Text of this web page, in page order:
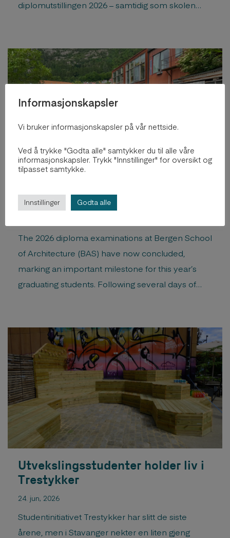
diplomutstillingen 2026 – samtidig som skolen
in Architecture
The 2026 diploma examinations at Bergen School
of Architecture (BAS) have now concluded,
marking an important milestone for this year’s
graduating students. Following several days of
final diploma examinations and are graduating
with a Master of Architecture degree. The
examination took place from 26. – 30. […]
Utvekslingsstudenter holder liv i
Trestykker
24. jun, 2026
Studentinitiativet Trestykker har slitt de siste
årene, men i Stavanger nekter en liten gjeng
Informasjonskapsler
Vi bruker informasjonskapsler på vår nettside.
Ved å trykke "Godta alle" samtykker du til alle våre
informasjonskapsler. Trykk "Innstillinger" for oversikt og
tilpasset samtykke.
Innstillinger Godta alle